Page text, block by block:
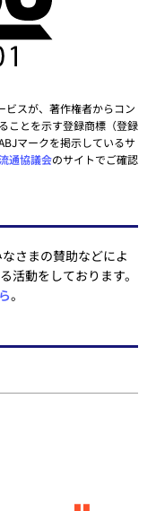
ビスが、著作権者からコン
ことを示す登録商標（登録
マークを掲示しているサ
通協議会のサイトでご確認
さまの賛助などによ
活動をしております。
。